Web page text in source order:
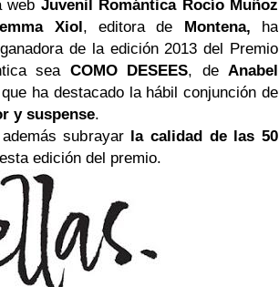
web Juvenil Romántica Rocío Muñoz
Xiol, editora de Montena, ha
de la edición 2013 del Premio
sea COMO DESEES, deAnabel
ha destacado la hábil conjunción de
y suspense.
subrayar la calidad de las 50
edición del premio.